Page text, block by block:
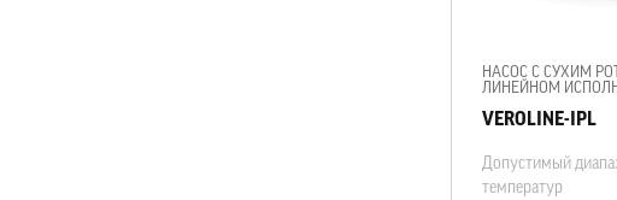
НАСОС С СУХИМ
ЛИНЕЙНОМ
VEROLINE-IPL
Допустимый
температур